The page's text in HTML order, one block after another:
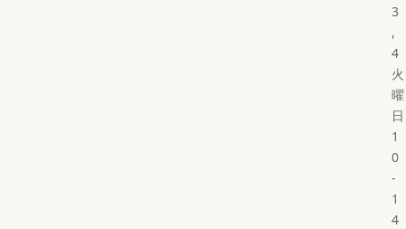
3
,
4
火
曜
日
1
0
-
1
4